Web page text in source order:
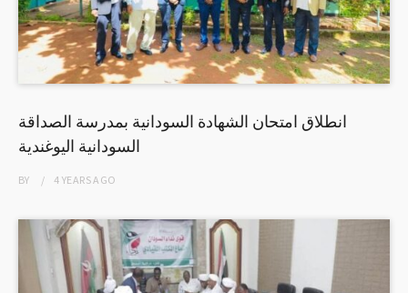
انطلاق امتحان الشهادة السودانية بمدرسة الصداقة
السودانية اليوغندية
BY 4 YEARSAGO